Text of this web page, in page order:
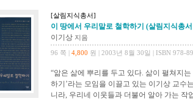
[살림지식총서]
이 땅에서 우리말로 철학하기 (살림지식총서
이기상지음
96 쪽 | 4,800 원 | 2003년 8월 30일 | ISBN 978-
“앎은 삶에 뿌리를 두고 있다. 삶이 펼쳐지
하기’라는 모임을 이끌고 있는 이기상 교수
니라, 우리네 이웃들과 더불어 알아 가는 작